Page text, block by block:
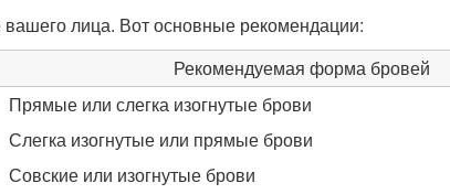
лица. Вот основные рекомендации:
Рекомендуемая форма бровей
Прямые или слегка изогнутые брови
Слегка изогнутые или прямые брови
Совские или изогнутые брови